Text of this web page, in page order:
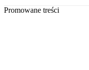
Promowane treści